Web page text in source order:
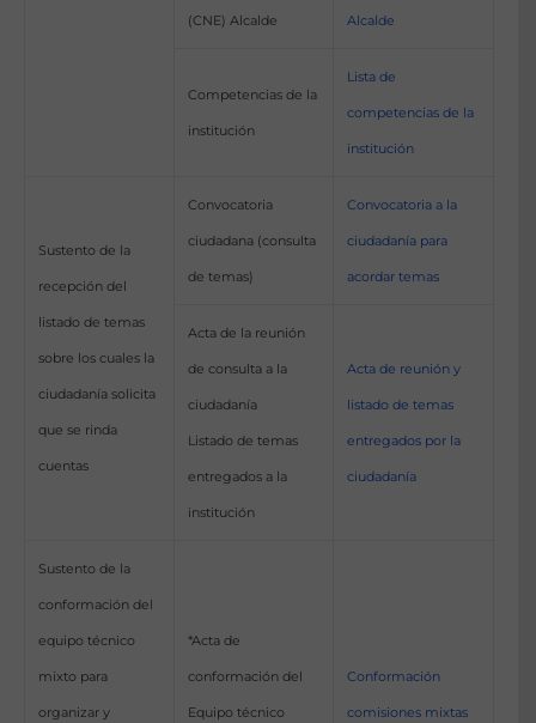
(CNE) Alcalde Alcalde
Competencias de la
institución
Lista de
competencias de la
institución
Sustento de la
recepción del
listado de temas
sobre los cuales la
ciudadanía solicita
que se rinda
cuentas
Convocatoria
ciudadana (consulta
de temas)
Convocatoria a la
ciudadanía para
acordar temas
Acta de la reunión
de consulta a la
ciudadanía
Listado de temas
entregados a la
institución
Acta de reunión y
listado de temas
entregados por la
ciudadanía
Sustento de la
conformación del
equipo técnico
mixto para
organizar y
*Acta de
conformación del
Equipo técnico
Conformación
comisiones mixtas